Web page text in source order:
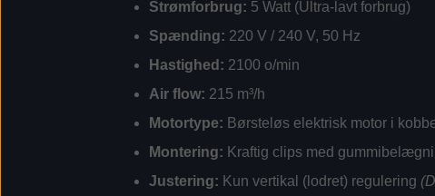
Strømforbrug: 5 Watt (Ultra-lavt forbrug)
Spænding: 220 V / 240 V, 50 Hz
Hastighed: 2100 o/min
Air flow: 215 m³/h
Motortype: Børsteløs elektrisk motor i
Montering: Kraftig clips med
Justering: Kun vertikal (lodret) regulering